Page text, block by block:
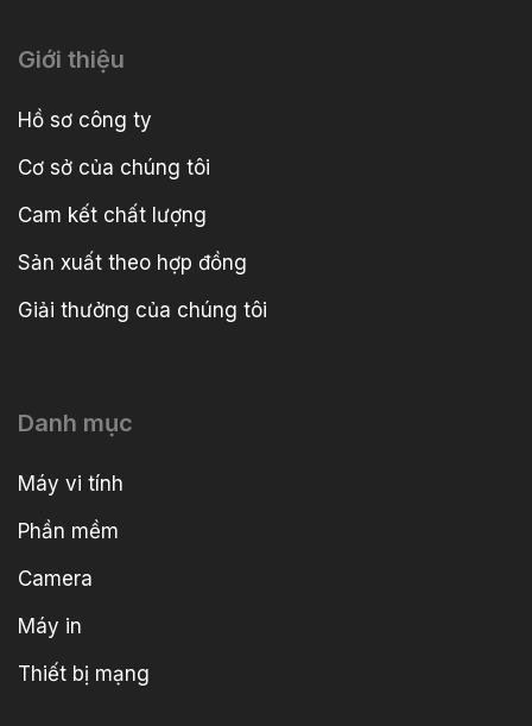
Giới thiệu
Hồ sơ công ty
Cơ sở của chúng tôi
Cam kết chất lượng
Sản xuất theo hợp đồng
Giải thưởng của chúng tôi
Danh mục
Máy vi tính
Phần mềm
Camera
Máy in
Thiết bị mạng